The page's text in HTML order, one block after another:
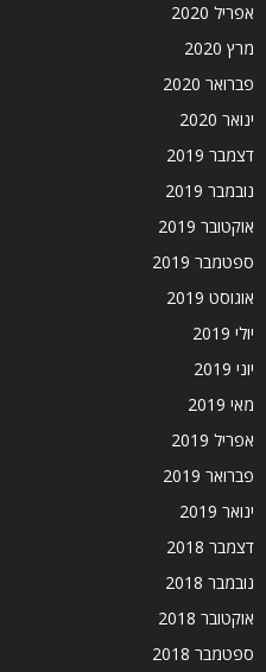
אפריל 2020
מרץ 2020
פברואר 2020
ינואר 2020
דצמבר 2019
נובמבר 2019
אוקטובר 2019
ספטמבר 2019
אוגוסט 2019
יולי 2019
יוני 2019
מאי 2019
אפריל 2019
פברואר 2019
ינואר 2019
דצמבר 2018
נובמבר 2018
אוקטובר 2018
ספטמבר 2018